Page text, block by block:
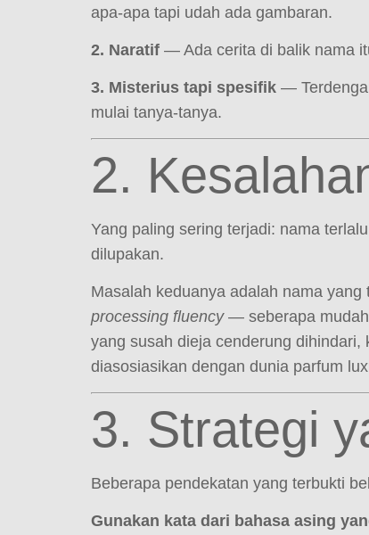
apa-apa tapi udah ada gambaran.
2. Naratif — Ada cerita di balik nama
3. Misterius tapi spesifik —
mulai tanya-tanya.
2.
Yang paling sering terjadi: nama
dilupakan.
Masalah keduanya adalah nama
processing fluency— seberapa mudah
yang susah dieja cenderung
diasosiasikan dengan dunia parfum
3. Strategi
Beberapa pendekatan yang terbukti
Gunakan kata dari bahasa asing